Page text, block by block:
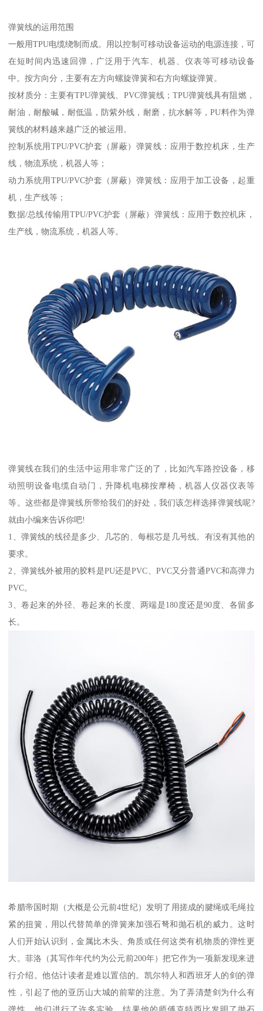
弹簧线的运用范围
一般用TPU电缆绕制而成。用以控制可移动设备运动的电源连接，可
在短时间内迅速回弹，广泛用于汽车、机器、仪表等可移动设备
中。按方向分，主要有左方向螺旋弹簧和右方向螺旋弹簧。
按材质分：主要有TPU弹簧线、PVC弹簧线；TPU弹簧线具有阻燃，
耐油，耐酸碱，耐低温，防紫外线，耐磨，抗水解等，PU料作为弹
簧线的材料越来越广泛的被运用。
控制系统用TPU/PVC护套（屏蔽）弹簧线：应用于数控机床，生产
线，物流系统，机器人等；
动力系统用TPU/PVC护套（屏蔽）弹簧线：应用于加工设备，起重
机，生产线等；
数据/总线传输用TPU/PVC护套（屏蔽）弹簧线：应用于数控机床，
生产线，物流系统，机器人等。
弹簧线在我们的生活中运用非常广泛的了，比如汽车路控设备，移
动照明设备电缆自动门，升降机电梯按摩椅，机器人仪器仪表等
等。这些都是弹簧线所带给我们的好处，我们该怎样选择弹簧线呢?
就由小编来告诉你吧!
1、弹簧线的线径是多少、几芯的、每根芯是几号线。有没有其他的
要求。
2、弹簧线外被用的胶料是PU还是PVC、PVC又分普通PVC和高弹力
PVC。
3、卷起来的外径、卷起来的长度、两端是180度还是90度、各留多
长。
希腊帝国时期（大概是公元前4世纪）发明了用搓成的腱绳或毛绳拉
紧的扭簧，用以代替简单的弹簧来加强石弩和抛石机的威力。这时
人们开始认识到，金属比木头、角质或任何这类有机物质的弹性更
大。菲洛（其写作年代约为公元前200年）把它作为一项新发现来进
行介绍。他估计读者是难以置信的。凯尔特人和西班牙人的剑的弹
性，引起了他的亚历山大城的前辈的注意。为了弄清楚剑为什么有